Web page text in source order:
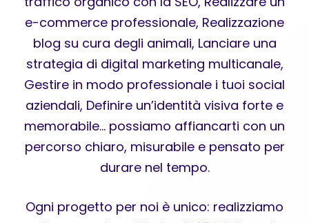
e-commerce professionale, Realizzazione
blog su cura degli animali, Lanciare una
strategia di digital marketing multicanale,
Gestire in modo professionale i tuoi social
aziendali, Definire un’identità visiva forte e
memorabile… possiamo affiancarti con un
percorso chiaro, misurabile e pensato per
durare nel tempo.
Ogni progetto per noi è unico: realizziamo